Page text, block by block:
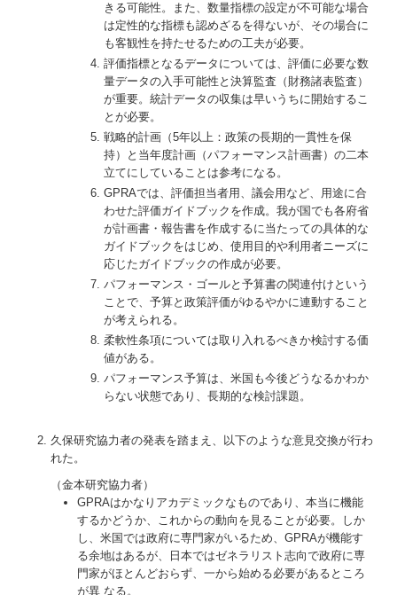
きる可能性。また、数量指標の設定が不可能な場合
は定性的な指標も認めざるを得ないが、その場合に
も客観性を持たせるための工夫が必要。
評価指標となるデータについては、評価に必要な数
量データの入手可能性と決算監査（財務諸表監査）
が重要。統計データの収集は早いうちに開始するこ
とが必要。
戦略的計画（5年以上：政策の長期的一貫性を保
持）と当年度計画（パフォーマンス計画書）の二本
立てにしていることは参考になる。
GPRAでは、評価担当者用、議会用など、用途に合
わせた評価ガイドブックを作成。我が国でも各府省
が計画書・報告書を作成するに当たっての具体的な
ガイドブックをはじめ、使用目的や利用者ニーズに
応じたガイドブックの作成が必要。
パフォーマンス・ゴールと予算書の関連付けという
ことで、予算と政策評価がゆるやかに連動すること
が考えられる。
柔軟性条項については取り入れるべきか検討する価
値がある。
パフォーマンス予算は、米国も今後どうなるかわか
らない状態であり、長期的な検討課題。
久保研究協力者の発表を踏まえ、以下のような意見交換が行わ
れた。
（金本研究協力者）
GPRAはかなりアカデミックなものであり、本当に機能
するかどうか、これからの動向を見ることが必要。しか
し、米国では政府に専門家がいるため、GPRAが機能す
る余地はあるが、日本ではゼネラリスト志向で政府に専
門家がほとんどおらず、一から始める必要があるところ
が異 なる。